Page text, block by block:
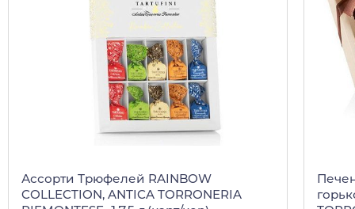
Ассорти Трюфелей RAINBOW
COLLECTION, ANTICA TORRONERIA